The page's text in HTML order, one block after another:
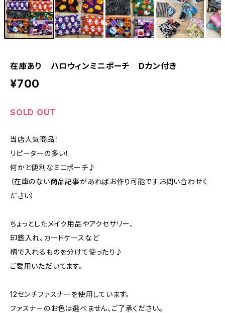
在庫あり ハロウィンミニポーチ Dカン付き
¥700
SOLD OUT
当店人気商品！
リピーターの多い！
何かと便利なミニポーチ♪
（在庫のない商品記事があればお作り可能ですお問い合わせく
ださい）
ちょっとしたメイク用品やアクセサリー、
印鑑入れ、カードケースなど
柄で入れるものを分けて使ったり♪
ご愛用いただいてます。
12センチファスナーを使用しています。
ファスナーのお色は選べません、ご了承ください。